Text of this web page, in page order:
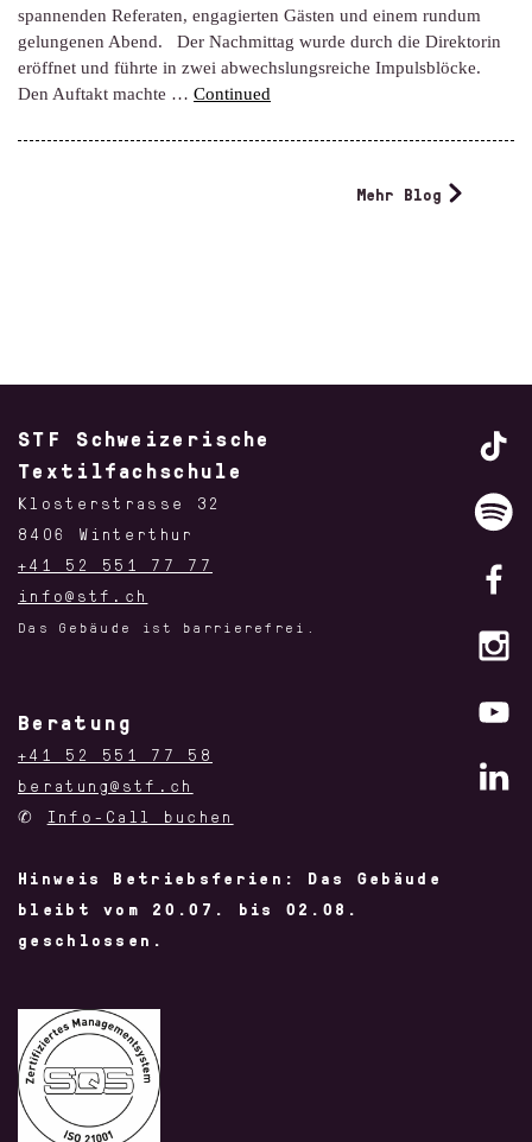
spannenden Referaten, engagierten Gästen und einem rundum
gelungenen Abend. Der Nachmittag wurde durch die Direktorin
eröffnet und führte in zwei abwechslungsreiche Impulsblöcke.
Den Auftakt machte … Continued
Mehr Blog
STF Schweizerische
Textilfachschule
Klosterstrasse 32
8406 Winterthur
+41 52 551 77 77
info@stf.ch
Das Gebäude ist barrierefrei.
Beratung
+41 52 551 77 58
beratung@stf.ch
✆ Info-Call buchen
Hinweis Betriebsferien: Das Gebäude
bleibt vom 20.07. bis 02.08.
geschlossen.